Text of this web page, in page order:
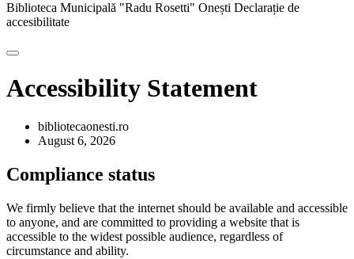
Biblioteca Municipală "Radu Rosetti" Onești Declarație de
accesibilitate
Accessibility Statement
bibliotecaonesti.ro
August 6, 2026
Compliance status
We firmly believe that the internet should be available and accessible
to anyone, and are committed to providing a website that is
accessible to the widest possible audience, regardless of
circumstance and ability.